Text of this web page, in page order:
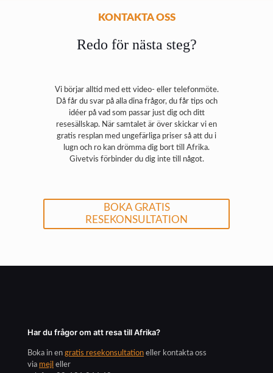
KONTAKTA OSS
Redo för nästa steg?
Vi börjar alltid med ett video- eller telefonmöte.
Då får du svar på alla dina frågor, du får tips och
idéer på vad som passar just dig och ditt
resesällskap. När samtalet är över skickar vi en
gratis resplan med ungefärliga priser så att du i
lugn och ro kan drömma dig bort till Afrika.
Givetvis förbinder du dig inte till något.
BOKA GRATIS
RESEKONSULTATION
Har du frågor om att resa till Afrika?
Boka in en gratis resekonsultation eller kontakta oss
via mejl eller